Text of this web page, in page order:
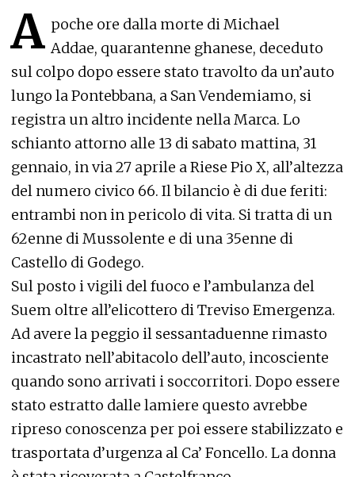
A poche ore dalla morte di Michael
Addae, quarantenne ghanese, deceduto
sul colpo dopo essere stato travolto da un’auto
lungo la Pontebbana, a San Vendemiamo, si
registra un altro incidente nella Marca. Lo
schianto attorno alle 13 di sabato mattina, 31
gennaio, in via 27 aprile a Riese Pio X, all’altezza
del numero civico 66. Il bilancio è di due feriti:
entrambi non in pericolo di vita. Si tratta di un
62enne di Mussolente e di una 35enne di
Castello di Godego.
Sul posto i vigili del fuoco e l’ambulanza del
Suem oltre all’elicottero di Treviso Emergenza.
Ad avere la peggio il sessantaduenne rimasto
incastrato nell’abitacolo dell’auto, incosciente
quando sono arrivati i soccorritori. Dopo essere
stato estratto dalle lamiere questo avrebbe
ripreso conoscenza per poi essere stabilizzato e
trasportata d’urgenza al Ca’ Foncello. La donna